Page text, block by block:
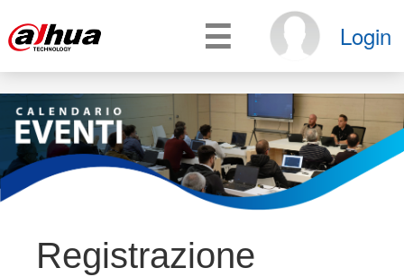
Login
☰
Registrazione